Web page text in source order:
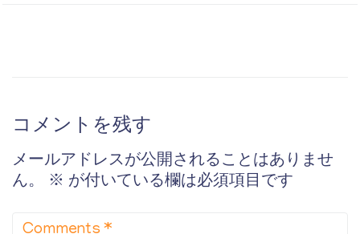
コメントを残す
メールアドレスが公開されることはありませ
ん。
※ が付いている欄は必須項目です